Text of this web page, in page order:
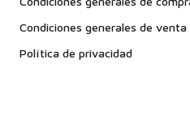
Condiciones generales de venta
Política de privacidad